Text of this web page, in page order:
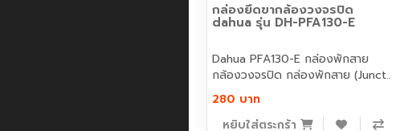
กล่องยึดขากล้องวงจรปิด
dahua รุ่น DH-PFA130-E
Dahua PFA130-E กล่องพักสาย
กล้องวงจรปิด กล่องพักสาย (Junct..
280 บาท
หยิบใส่ตระกร้า